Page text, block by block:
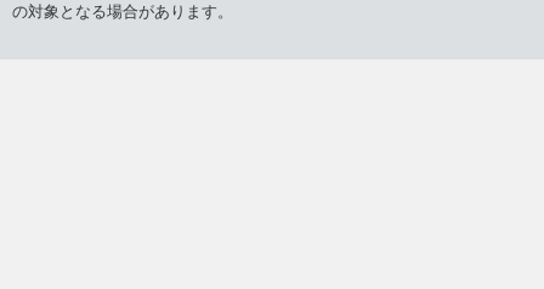
の対象となる場合があります。